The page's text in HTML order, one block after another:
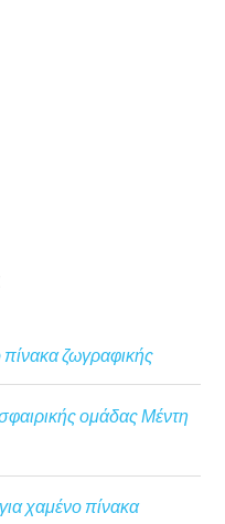
ζωγραφικής
ομάδας Μέντη
χαμένο πίνακα